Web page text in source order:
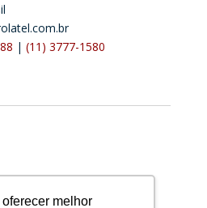
melhor
| (11) 3777-1580